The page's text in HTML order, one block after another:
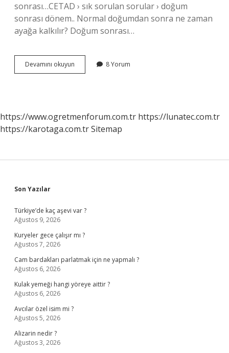
sonrası…CETAD › sık sorulan sorular › doğum
sonrası dönem.. Normal doğumdan sonra ne zaman
ayağa kalkılır? Doğum sonrası…
Devamını okuyun Doğumdan
Sonra
8 Yorum
https://www.ogretmenforum.com.tr https://lunatec.com.tr
https://karotaga.com.trSitemap
Sidebar
Son Yazılar
Türkiye’de kaç aşevi var ?
Ağustos 9, 2026
Kuryeler gece çalışır mı ?
Ağustos 7, 2026
Cam bardakları parlatmak için ne yapmalı ?
Ağustos 6, 2026
Kulak yemeği hangi yöreye aittir ?
Ağustos 6, 2026
Avcılar özel isim mi ?
Ağustos 5, 2026
Alizarin nedir ?
Ağustos 3, 2026